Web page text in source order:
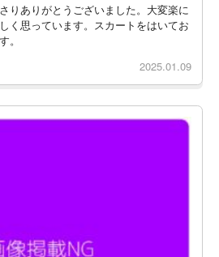
りありがとうございました。大変楽に
く思っています。スカートをはいてお
。
2025.01.09